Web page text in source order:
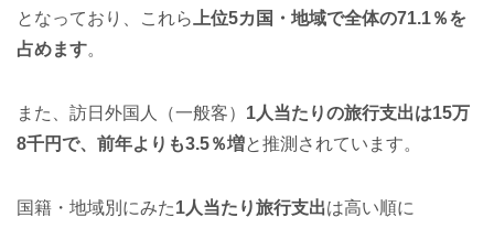
となっており、これら上位5カ国・地域で全体の71.1％を
占めます。
また、訪日外国人（一般客） 1人当たりの旅行支出は15万
8千円で、前年よりも3.5％増と推測されています。
国籍・地域別にみた1人当たり旅行支出は高い順に